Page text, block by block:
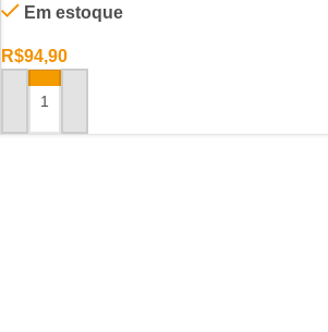
Em estoque
R$94,90
ADICIONAR AO CARRINHO